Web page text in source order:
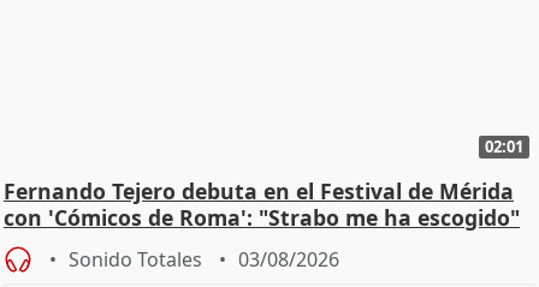
02:01
Fernando Tejero debuta en el Festival de Mérida
con 'Cómicos de Roma': "Strabo me ha escogido"
Sonido Totales 03/08/2026